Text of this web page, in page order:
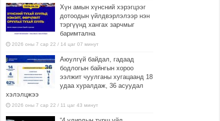
Хүн амын хүнсний хэрэгцээг
дотоодын үйлдвэрлэлээр нэн
тэргүүнд хангах зарчмыг
баримтална
2026 оны 7 сар 22 / 14 цаг 07 минут
Аюулгүй байдал, гадаад
бодлогын байнгын хороо
ээлжит чуулганы хугацаанд 18
удаа хуралдаж, 36 асуудал
хэлэлцжээ
2026 оны 7 сар 22 / 11 цаг 43 минут